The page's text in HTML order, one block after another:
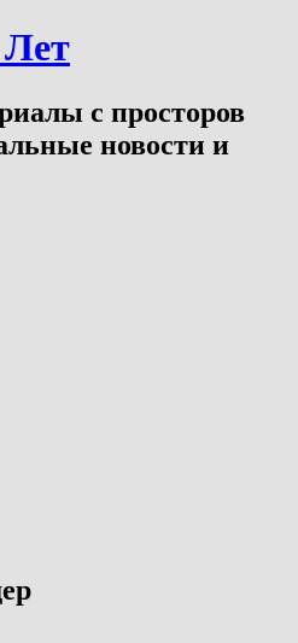
с просторов
новости и